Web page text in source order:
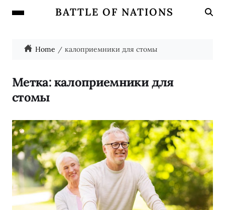
BATTLE OF NATIONS
Home калоприемники для стомы
Метка:калоприемники для
стомы